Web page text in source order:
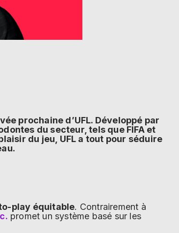
prochaine d’UFL. Développé par
du secteur, tels que FIFA et
du jeu, UFL a tout pour séduire
play équitable. Contrairement à
promet un système basé sur les